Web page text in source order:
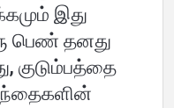
இது
பெண் தனது
குடும்பத்தை